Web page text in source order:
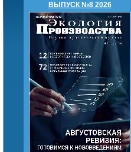
ВЫПУСК №8 2026